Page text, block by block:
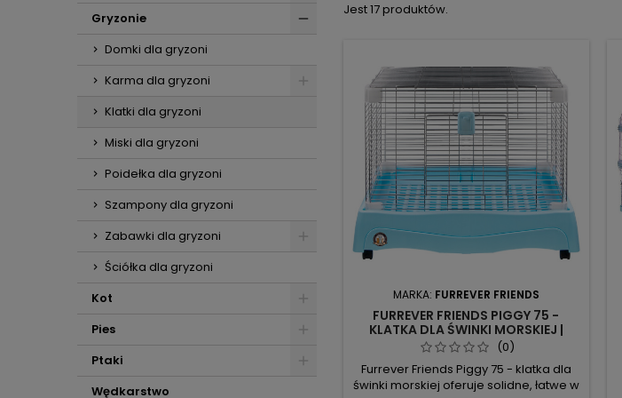
Gryzonie
Domki dla gryzoni
Karma dla gryzoni
Klatki dla gryzoni
Miski dla gryzoni
Poidełka dla gryzoni
Szampony dla gryzoni
Zabawki dla gryzoni
Ściółka dla gryzoni
Kot
Pies
Ptaki
Wędkarstwo
Jest 17 produktów.
MARKA: FURREVER FRIENDS
FURREVER FRIENDS PIGGY 75 -
KLATKA DLA ŚWINKI MORSKIEJ |
PRZESTRONNA I BEZPIECZNA
(0)
Furrever Friends Piggy 75 - klatka dla
świnki morskiej oferuje solidne, łatwe w